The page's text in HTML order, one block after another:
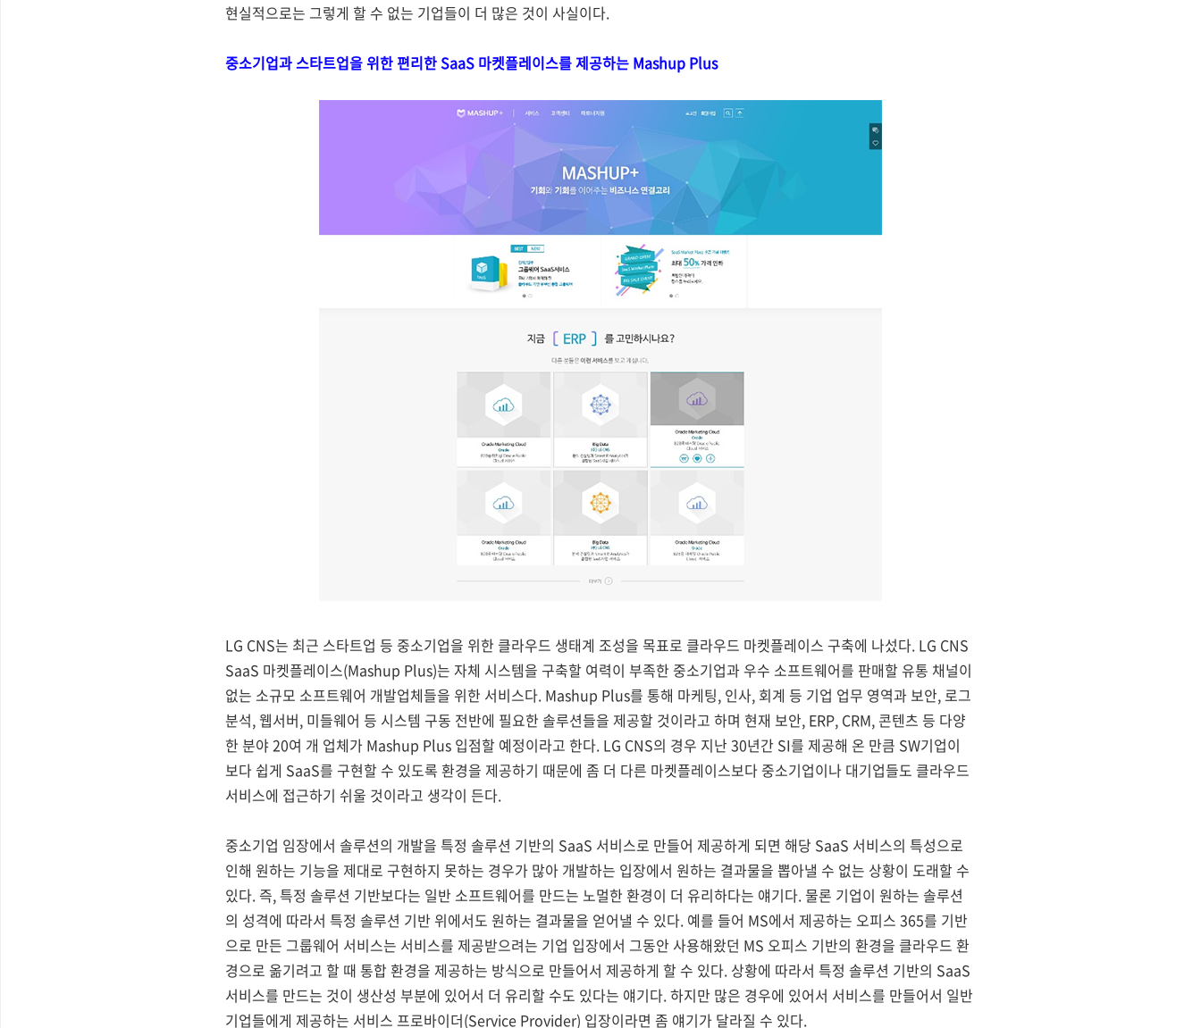
현실적으로는 그렇게 할 수 없는 기업들이 더 많은 것이 사실이다.
중소기업과 스타트업을 위한 편리한 SaaS 마켓플레이스를 제공하는 Mashup Plus
LG CNS는 최근 스타트업 등 중소기업을 위한 클라우드 생태계 조성을 목표로 클라우드 마켓플레이스 구축에 나섰다. LG CNS
SaaS 마켓플레이스(Mashup Plus)는 자체 시스템을 구축할 여력이 부족한 중소기업과 우수 소프트웨어를 판매할 유통 채널이
없는 소규모 소프트웨어 개발업체들을 위한 서비스다. Mashup Plus를 통해 마케팅, 인사, 회계 등 기업 업무 영역과 보안, 로그
분석, 웹서버, 미들웨어 등 시스템 구동 전반에 필요한 솔루션들을 제공할 것이라고 하며 현재 보안, ERP, CRM, 콘텐츠 등 다양
한 분야 20여 개 업체가 Mashup Plus 입점할 예정이라고 한다. LG CNS의 경우 지난 30년간 SI를 제공해 온 만큼 SW기업이
보다 쉽게 SaaS를 구현할 수 있도록 환경을 제공하기 때문에 좀 더 다른 마켓플레이스보다 중소기업이나 대기업들도 클라우드
서비스에 접근하기 쉬울 것이라고 생각이 든다.
중소기업 임장에서 솔루션의 개발을 특정 솔루션 기반의 SaaS 서비스로 만들어 제공하게 되면 해당 SaaS 서비스의 특성으로
인해 원하는 기능을 제대로 구현하지 못하는 경우가 많아 개발하는 입장에서 원하는 결과물을 뽑아낼 수 없는 상황이 도래할 수
있다. 즉, 특정 솔루션 기반보다는 일반 소프트웨어를 만드는 노멀한 환경이 더 유리하다는 얘기다. 물론 기업이 원하는 솔루션
의 성격에 따라서 특정 솔루션 기반 위에서도 원하는 결과물을 얻어낼 수 있다. 예를 들어 MS에서 제공하는 오피스 365를 기반
으로 만든 그룹웨어 서비스는 서비스를 제공받으려는 기업 입장에서 그동안 사용해왔던 MS 오피스 기반의 환경을 클라우드 환
경으로 옮기려고 할 때 통합 환경을 제공하는 방식으로 만들어서 제공하게 할 수 있다. 상황에 따라서 특정 솔루션 기반의 SaaS
서비스를 만드는 것이 생산성 부분에 있어서 더 유리할 수도 있다는 얘기다. 하지만 많은 경우에 있어서 서비스를 만들어서 일반
기업들에게 제공하는 서비스 프로바이더(Service Provider) 입장이라면 좀 얘기가 달라질 수 있다.